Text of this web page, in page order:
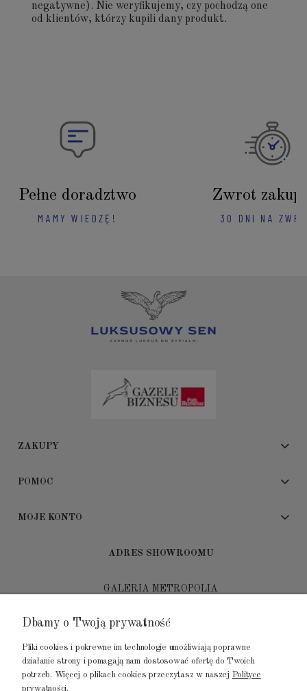
negatywne). Nie weryfikujemy, czy pochodzą one
od klientów, którzy kupili dany produkt.
Pełne doradztwo
MAMY WIEDZĘ!
Zwrot
30 DNI NA
ZAKUPY
POMOC
MOJE KONTO
ADRES SHOWROOMU
GALERIA METROPOLIA
80-452 Gdańsk
tel.: 502 104 104
mail: biuro@luksusowysen.pl
Dbamy o Twoją prywatność
Pliki cookies i pokrewne im technologie umożliwiają poprawne
działanie strony i pomagają nam dostosować ofertę do Twoich
potrzeb. Więcej o plikach cookies przeczytasz w naszej Polityce
prywatności.